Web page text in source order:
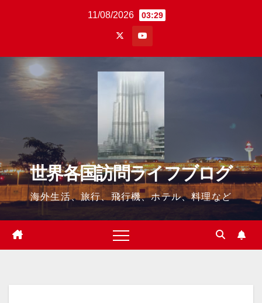
11/08/2026 03:29
世界各国訪問ライフブログ
海外生活、旅行、飛行機、ホテル、料理など